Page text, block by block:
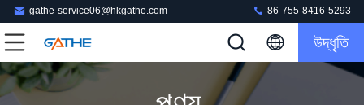
gathe-service06@hkgathe.com 86-755-8416-5293
উদ্ধৃতি